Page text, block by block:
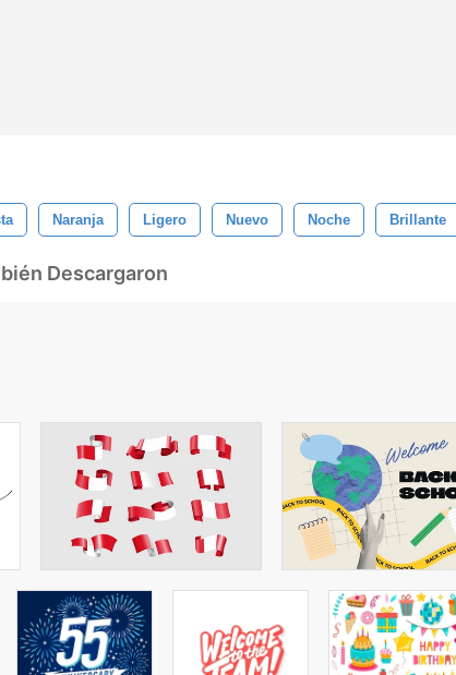
Naranja Ligero Nuevo Noche Brillante
Descargaron